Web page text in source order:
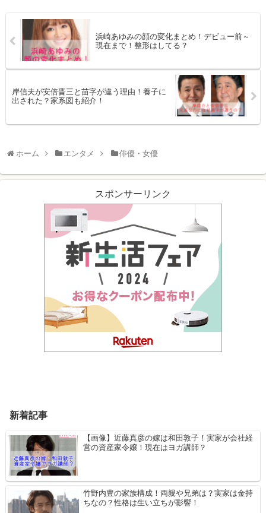
浜崎あゆみの顔の変化まとめ！デビュー前～
現在まで！整形はしてる？
岸信夫が安倍晋三と苗字が違う理由！養子に
出された？家系図も紹介！
ホーム エンタメ 俳優・女優
スポンサーリンク
新着記事
【画像】近藤真彦の嫁は和田敦子！実家が会社経
営の資産家令嬢！現在はヨガ講師？
竹野内豊の家族構成！両親や兄弟は？実家は金持
ちなの？性格は生い立ちが影響！